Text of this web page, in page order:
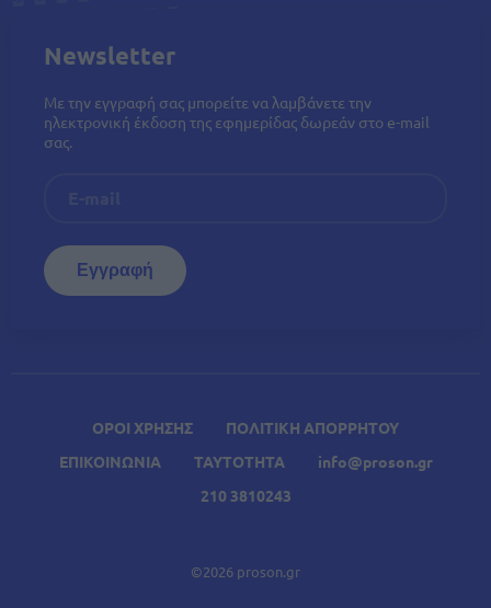
ΟΡΟΙ ΧΡΗΣΗΣ
ΠΟΛΙΤΙΚΗ ΑΠΟΡΡΗΤΟΥ
ΕΠΙΚΟΙΝΩΝΙΑ
ΤΑΥΤΟΤΗΤΑ
info@proson.gr
210 3810243
©2026 proson.gr
Newsletter
Με την εγγραφή σας μπορείτε να λαμβάνετε την
ηλεκτρονική έκδοση της εφημερίδας δωρεάν στο e-mail
σας.